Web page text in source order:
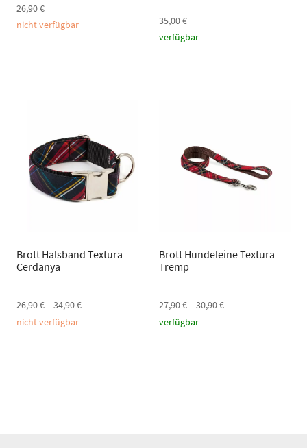
26,90€
nicht verfügbar
35,00€
verfügbar
Brott Halsband Textura
Cerdanya
26,90€– 34,90€
nicht verfügbar
Brott Hundeleine Textura
Tremp
27,90€– 30,90€
verfügbar